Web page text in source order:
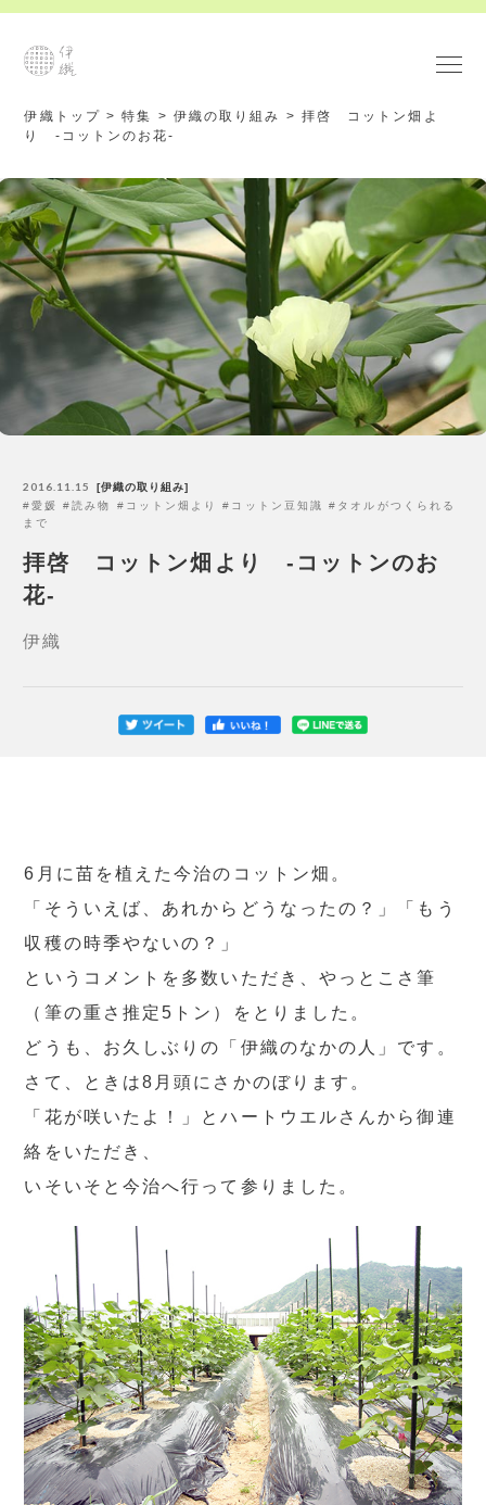
伊織トップ >特集 > 伊織の取り組み > 拝啓 コットン畑よ
り -コットンのお花-
2016.11.15
伊織の取り組み
愛媛
読み物 コットン畑より コットン豆知識
タオルがつくられる
まで
拝啓 コットン畑より -コットンのお
花-
伊織
6月に苗を植えた今治のコットン畑。
「そういえば、あれからどうなったの？」「もう
収穫の時季やないの？」
というコメントを多数いただき、やっとこさ筆
（筆の重さ推定5トン）をとりました。
どうも、お久しぶりの「伊織のなかの人」です。
さて、ときは8月頭にさかのぼります。
「花が咲いたよ！」とハートウエルさんから御連
絡をいただき、
いそいそと今治へ行って参りました。